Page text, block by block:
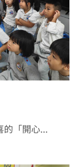
的「開心...